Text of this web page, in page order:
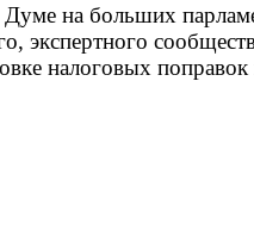
на больших
экспертного
налоговых